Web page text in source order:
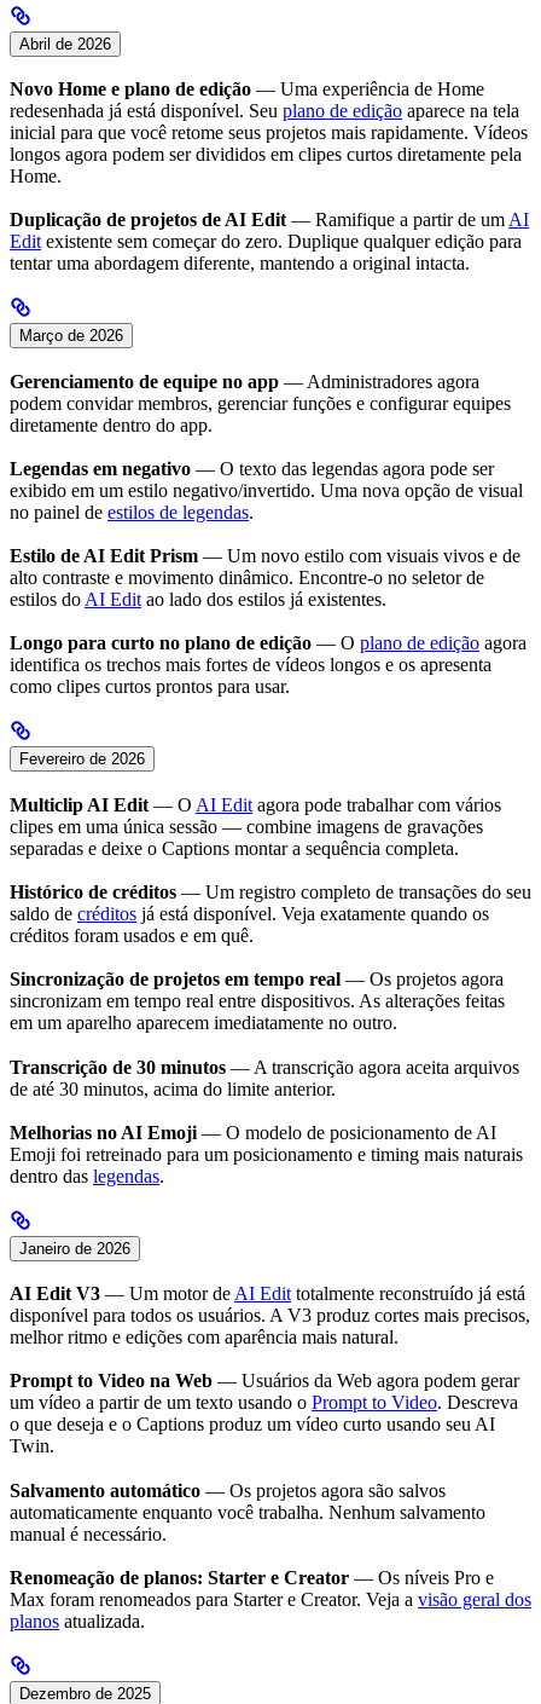
Abril de 2026
Novo Home e plano de edição — Uma experiência de Home
redesenhada já está disponível. Seu plano de edição aparece na tela
inicial para que você retome seus projetos mais rapidamente. Vídeos
longos agora podem ser divididos em clipes curtos diretamente pela
Home.
Duplicação de projetos de AI Edit — Ramifique a partir de um AI
Edit existente sem começar do zero. Duplique qualquer edição para
tentar uma abordagem diferente, mantendo a original intacta.
Março de 2026
Gerenciamento de equipe no app — Administradores agora
podem convidar membros, gerenciar funções e configurar equipes
diretamente dentro do app.
Legendas em negativo — O texto das legendas agora pode ser
exibido em um estilo negativo/invertido. Uma nova opção de visual
no painel de estilos de legendas.
Estilo de AI Edit Prism — Um novo estilo com visuais vivos e de
alto contraste e movimento dinâmico. Encontre-o no seletor de
estilos do AI Edit ao lado dos estilos já existentes.
Longo para curto no plano de edição — O plano de edição agora
identifica os trechos mais fortes de vídeos longos e os apresenta
como clipes curtos prontos para usar.
Fevereiro de 2026
Multiclip AI Edit — O AI Edit agora pode trabalhar com vários
clipes em uma única sessão — combine imagens de gravações
separadas e deixe o Captions montar a sequência completa.
Histórico de créditos — Um registro completo de transações do seu
saldo de créditos já está disponível. Veja exatamente quando os
créditos foram usados e em quê.
Sincronização de projetos em tempo real — Os projetos agora
sincronizam em tempo real entre dispositivos. As alterações feitas
em um aparelho aparecem imediatamente no outro.
Transcrição de 30 minutos — A transcrição agora aceita arquivos
de até 30 minutos, acima do limite anterior.
Melhorias no AI Emoji — O modelo de posicionamento de AI
Emoji foi retreinado para um posicionamento e timing mais naturais
dentro das legendas.
Janeiro de 2026
AI Edit V3 — Um motor de AI Edit totalmente reconstruído já está
disponível para todos os usuários. A V3 produz cortes mais precisos,
melhor ritmo e edições com aparência mais natural.
Prompt to Video na Web — Usuários da Web agora podem gerar
um vídeo a partir de um texto usando o Prompt to Video. Descreva
o que deseja e o Captions produz um vídeo curto usando seu AI
Twin.
Salvamento automático — Os projetos agora são salvos
automaticamente enquanto você trabalha. Nenhum salvamento
manual é necessário.
Renomeação de planos: Starter e Creator — Os níveis Pro e
Max foram renomeados para Starter e Creator. Veja a visão geral dos
planos atualizada.
Dezembro de 2025